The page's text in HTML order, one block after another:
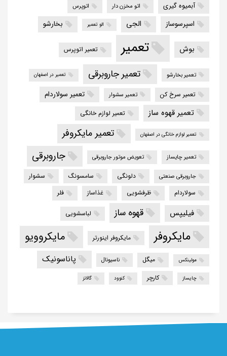
آبمیوه گیری اتو مخزن دار اتوپرس
اسپرسوساز الجی الو تعمیر بخارشو
بوش تعمیر تعمیر اتوپرس
تعمیر بخارشو تعمیر جاروبرقی تعمیر در اصفهان
تعمیر سرخ کن تعمیر سشوار تعمیر سولاردام
تعمیر قهوه ساز تعمیر لوازم خانگی
تعمیر لوازم خانگی در اصفهان تعمیر مایکروفر
تعمیر چایساز تعویض موتور جاروبرقی جاروبرقی
جاروبرقی صنعتی دلونگی سامسونگ
سشوار
سولاردام
ظرفشویی غذاساز فلر
فیلیپس قهوه ساز لباسشویی
مایکروفر مایکروفر اینورتر مایکروویو
مولینکس میگل ناسیونال پاناسونیک
چایساز کارچر کنوود گالانز